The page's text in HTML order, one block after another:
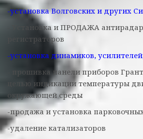
-установка Волговских и других
- Установка и ПРОДАЖА
регистраторов
-установка динамиков,
- прошивка панели приборов
целью индикации температуры
окружающей среды
-продажа и установка
-удаление катализаторов